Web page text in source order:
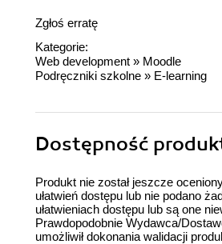
Zgłoś erratę
Kategorie:
Web development » Moodle
Podręczniki szkolne » E-learning
Dostępność
Produkt nie został jeszcze
ułatwień dostępu lub nie podano
ułatwieniach dostępu lub są one
Prawdopodobnie Wydawca/
umożliwił dokonania walidacji